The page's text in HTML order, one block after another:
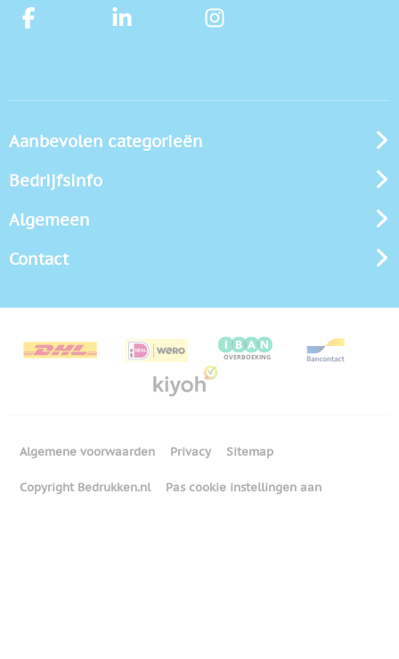
Aanbevolen categorieën
Bedrijfsinfo
Algemeen
Contact
Algemene voorwaarden Privacy Sitemap
Copyright Bedrukken.nl Pas cookie instellingen aan